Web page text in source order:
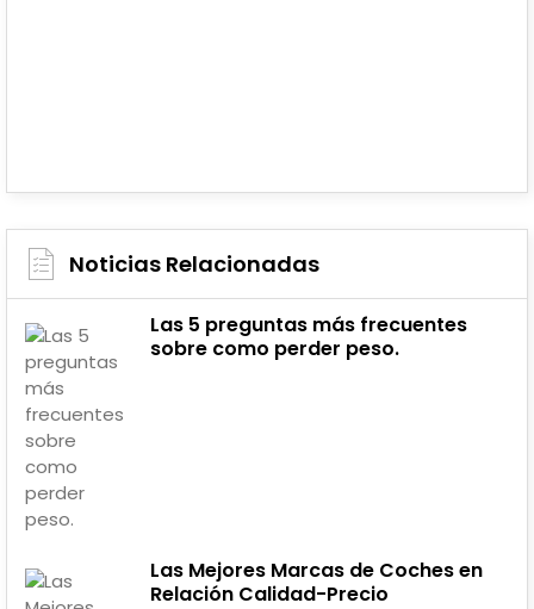
Noticias Relacionadas
Las 5 preguntas más frecuentes
sobre como perder peso.
Las Mejores Marcas de Coches en
Relación Calidad-Precio